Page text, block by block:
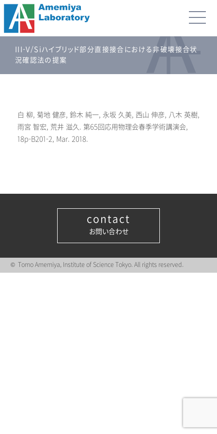
III-V/Siハイブリッド部分直接接合における非破壊接合状
況確認法の提案
白 柳, 菊地 健彦, 鈴木 純一, 永坂 久美, 西山 伸彦, 八木 英樹,
雨宮 智宏, 荒井 滋久. 第65回応用物理会春季学術講演会,
18p-B201-2, Mar. 2018.
contact
お問い合わせ
© Tomo Amemiya, Institute of Science Tokyo. All rights reserved.